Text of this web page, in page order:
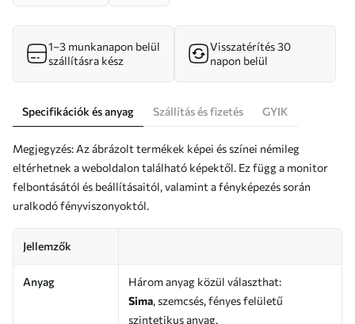
1–3 munkanapon belül
szállításra kész
Visszatérítés 30
napon belül
Specifikációk és anyag Szállítás és fizetés GYIK
Megjegyzés: Az ábrázolt termékek képei és színei némileg
eltérhetnek a weboldalon található képektől. Ez függ a monitor
felbontásától és beállításaitól, valamint a fényképezés során
uralkodó fényviszonyoktól.
Jellemzők
Anyag
Három anyag közül választhat:
Sima, szemcsés, fényes felületű
szintetikus anyag.